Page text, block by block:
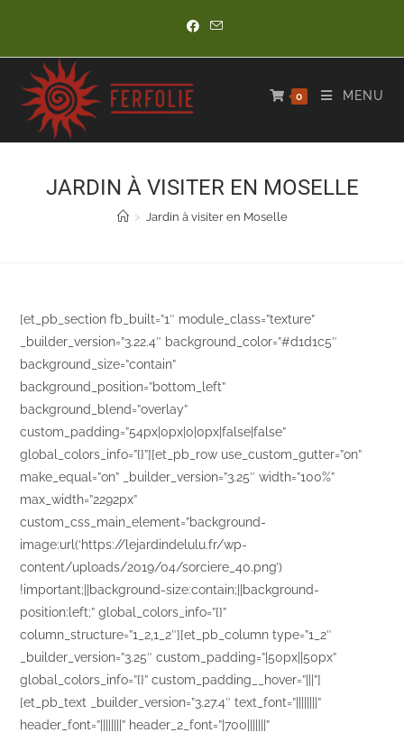
content
0 MENU
JARDIN À VISITER EN MOSELLE
> Jardin à visiter en Moselle
[et_pb_section fb_built=”1″ module_class=”texture”
_builder_version=”3.22.4″ background_color=”#d1d1c5″
background_size=”contain”
background_position=”bottom_left”
background_blend=”overlay”
custom_padding=”54px|0px|0|0px|false|false”
global_colors_info=”{}”][et_pb_row use_custom_gutter=”on”
make_equal=”on” _builder_version=”3.25″ width=”100%”
max_width=”2292px”
custom_css_main_element=”background-
image:url(‘https://lejardindelulu.fr/wp-
content/uploads/2019/04/sorciere_40.png’)
!important;||background-size:contain;||background-
position:left;” global_colors_info=”{}”
column_structure=”1_2,1_2″][et_pb_column type=”1_2″
_builder_version=”3.25″ custom_padding=”|50px||50px”
global_colors_info=”{}” custom_padding__hover=”|||”]
[et_pb_text _builder_version=”3.27.4″ text_font=”||||||||”
header_font=”||||||||” header_2_font=”|700|||||||”